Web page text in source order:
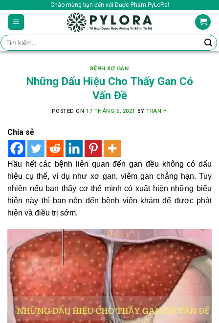
content
Chào mừng bạn đến với Dược Phẩm PyLoRa!
Tìm
kiếm:
BỆNH XƠ GAN
Những Dấu Hiệu Cho Thấy Gan Có
Vấn Đề
POSTED ON 17 THÁNG 6, 2021 BYTRAN Y
Chia sẻ
Hầu hết các bệnh liên quan đến gan đều không có dấu
hiệu cụ thể, ví dụ như xơ gan, viêm gan chẳng hạn. Tuy
nhiên nếu bạn thấy cơ thể mình có xuất hiện những biểu
hiện này thì bạn nên đến bệnh viện khám để được phát
hiện và điều trị sớm.